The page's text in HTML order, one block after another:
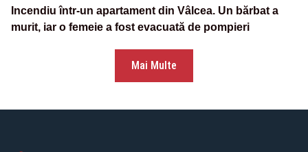
Incendiu într-un apartament din Vâlcea. Un bărbat a
murit, iar o femeie a fost evacuată de pompieri
Mai Multe